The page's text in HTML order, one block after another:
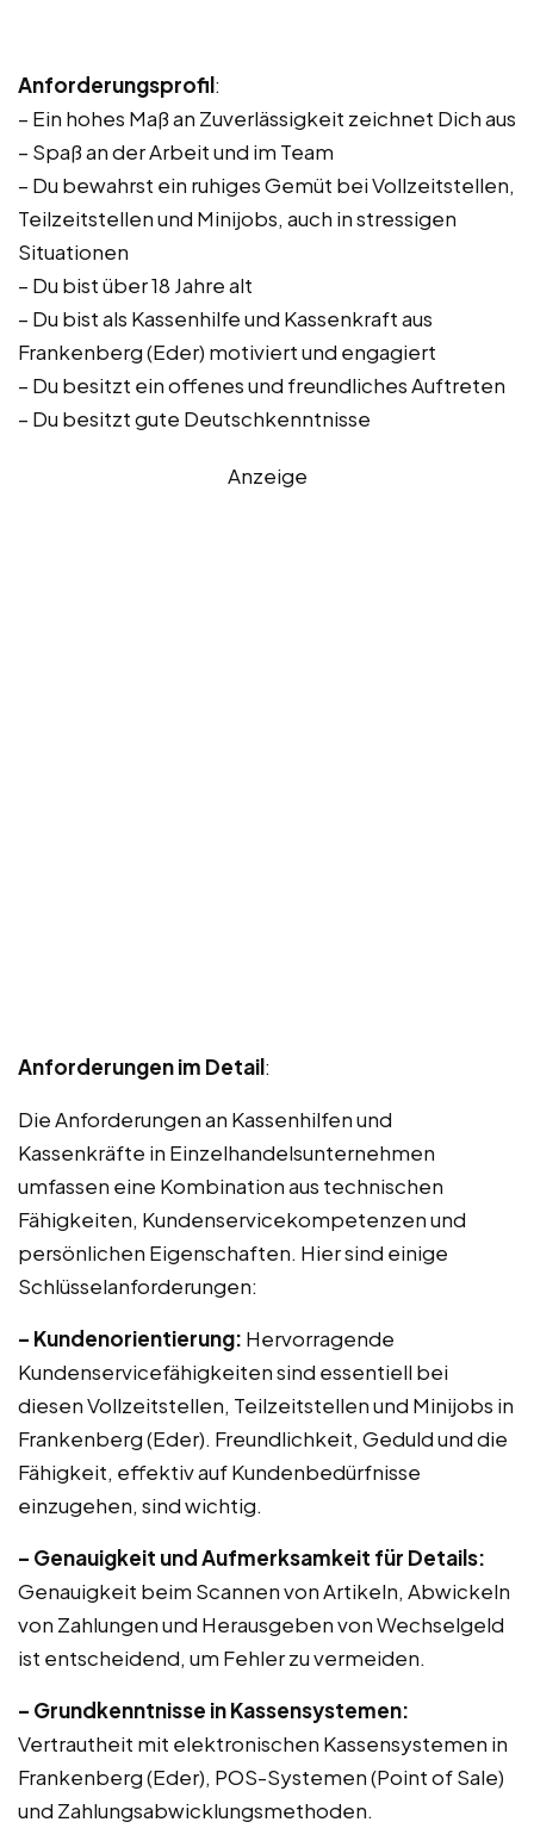
Anforderungsprofil:
– Ein hohes Maß an Zuverlässigkeit zeichnet Dich aus
– Spaß an der Arbeit und im Team
– Du bewahrst ein ruhiges Gemüt bei Vollzeitstellen,
Teilzeitstellen und Minijobs, auch in stressigen
Situationen
– Du bist über 18 Jahre alt
– Du bist als Kassenhilfe und Kassenkraft aus
Frankenberg (Eder) motiviert und engagiert
– Du besitzt ein offenes und freundliches Auftreten
– Du besitzt gute Deutschkenntnisse
Anzeige
Anforderungen im Detail:
Die Anforderungen an Kassenhilfen und
Kassenkräfte in Einzelhandelsunternehmen
umfassen eine Kombination aus technischen
Fähigkeiten, Kundenservicekompetenzen und
persönlichen Eigenschaften. Hier sind einige
Schlüsselanforderungen:
– Kundenorientierung: Hervorragende
Kundenservicefähigkeiten sind essentiell bei
diesen Vollzeitstellen, Teilzeitstellen und Minijobs in
Frankenberg (Eder). Freundlichkeit, Geduld und die
Fähigkeit, effektiv auf Kundenbedürfnisse
einzugehen, sind wichtig.
– Genauigkeit und Aufmerksamkeit für Details:
Genauigkeit beim Scannen von Artikeln, Abwickeln
von Zahlungen und Herausgeben von Wechselgeld
ist entscheidend, um Fehler zu vermeiden.
– Grundkenntnisse in Kassensystemen:
Vertrautheit mit elektronischen Kassensystemen in
Frankenberg (Eder), POS-Systemen (Point of Sale)
und Zahlungsabwicklungsmethoden.